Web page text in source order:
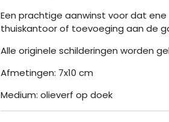
Een prachtige aanwinst voor dat
thuiskantoor of toevoeging aan de
Alle originele schilderingen worden
Afmetingen: 7x10 cm
Medium: olieverf op doek